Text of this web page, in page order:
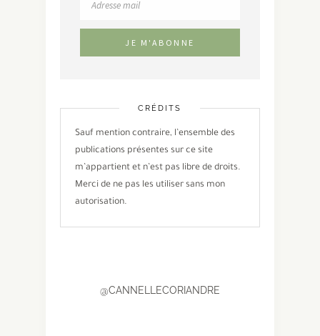
CRÉDITS
Sauf mention contraire, l’ensemble des
publications présentes sur ce site
m’appartient et n’est pas libre de droits.
Merci de ne pas les utiliser sans mon
autorisation.
@CANNELLECORIANDRE